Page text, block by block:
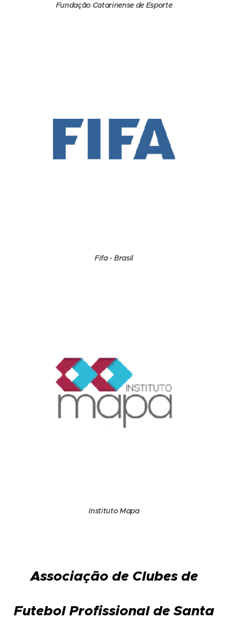
Fundação Catarinense de Esporte
Fifa - Brasil
Instituto Mapa
Associação de Clubes de
Futebol Profissional de Santa